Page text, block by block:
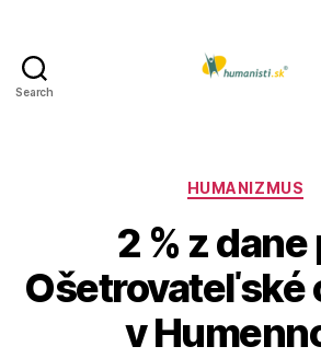
Search
Kategórie
HUMANIZMUS
2 % z dane
Ošetrovateľské
v